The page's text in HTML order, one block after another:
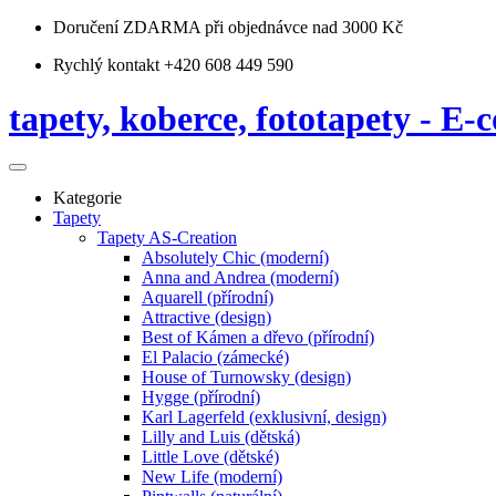
Doručení ZDARMA při objednávce nad 3000 Kč
Rychlý kontakt +420 608 449 590
tapety, koberce, fototapety - E-
Kategorie
Tapety
Tapety AS-Creation
Absolutely Chic (moderní)
Anna and Andrea (moderní)
Aquarell (přírodní)
Attractive (design)
Best of Kámen a dřevo (přírodní)
El Palacio (zámecké)
House of Turnowsky (design)
Hygge (přírodní)
Karl Lagerfeld (exklusivní, design)
Lilly and Luis (dětská)
Little Love (dětské)
New Life (moderní)